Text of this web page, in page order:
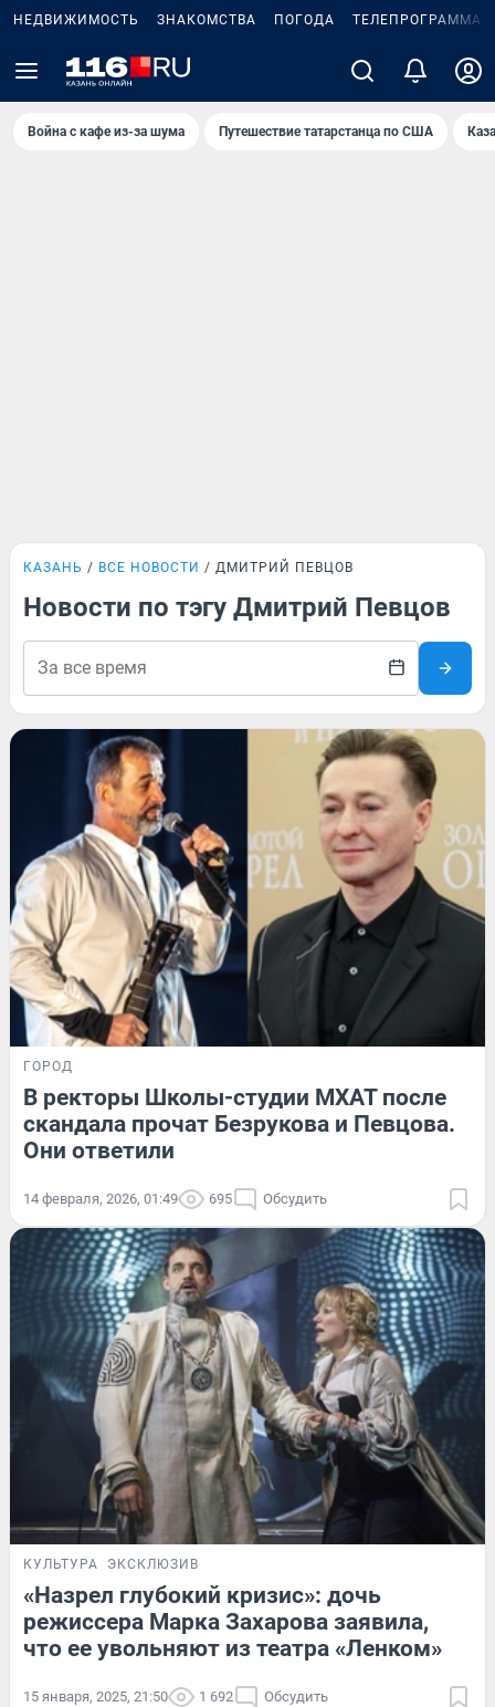
НЕДВИЖИМОСТЬ ЗНАКОМСТВА ПОГОДА ТЕЛЕПРОГРАММА
Война с кафе из-за шума Путешествие татарстанца по США
КАЗАНЬ ВСЕ НОВОСТИ ДМИТРИЙ ПЕВЦОВ
Новости по тэгу Дмитрий Певцов
ГОРОД
В ректоры Школы-студии МХАТ после
скандала прочат Безрукова и Певцова.
Они ответили
14 февраля, 2026, 01:49 695 Обсудить
КУЛЬТУРА ЭКСКЛЮЗИВ
«Назрел глубокий кризис»: дочь
режиссера Марка Захарова заявила,
что ее увольняют из театра «Ленком»
15 января, 2025, 21:50 1 692 Обсудить